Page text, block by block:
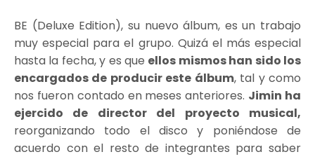
BE (Deluxe Edition), su nuevo álbum, es un trabajo
muy especial para el grupo. Quizá el más especial
hasta la fecha, y es que ellos mismos han sido los
encargados de producir este álbum, tal y como
nos fueron contado en meses anteriores. Jimin ha
ejercido de director del proyecto musical,
reorganizando todo el disco y poniéndose de
acuerdo con el resto de integrantes para saber